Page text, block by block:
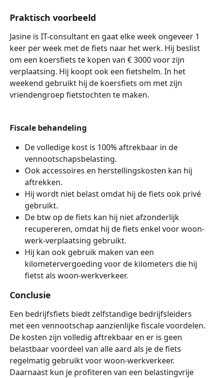
Praktisch voorbeeld
Jasine is IT-consultant en gaat elke week ongeveer 1
keer per week met de fiets naar het werk. Hij beslist
om een koersfiets te kopen van € 3000 voor zijn
verplaatsing. Hij koopt ook een fietshelm. In het
weekend gebruikt hij de koersfiets om met zijn
vriendengroep fietstochten te maken.
Fiscale behandeling
De volledige kost is 100% aftrekbaar in de
vennootschapsbelasting.
Ook accessoires en herstellingskosten kan hij
aftrekken.
Hij wordt niet belast omdat hij de fiets ook privé
gebruikt.
De btw op de fiets kan hij niet afzonderlijk
recupereren, omdat hij de fiets enkel voor woon-
werk-verplaatsing gebruikt.
Hij kan ook gebruik maken van een
kilometervergoeding voor de kilometers die hij
fietst als woon-werkverkeer.
Conclusie
Een bedrijfsfiets biedt zelfstandige bedrijfsleiders
met een vennootschap aanzienlijke fiscale voordelen.
De kosten zijn volledig aftrekbaar en er is geen
belastbaar voordeel van alle aard als je de fiets
regelmatig gebruikt voor woon-werkverkeer.
Daarnaast kun je profiteren van een belastingvrije